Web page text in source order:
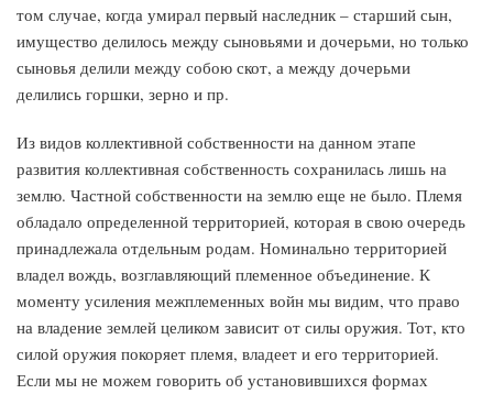
том случае, когда умирал первый наследник – старший сын,
имущество делилось между сыновьями и дочерьми, но только
сыновья делили между собою скот, а между дочерьми
делились горшки, зерно и пр.
Из видов коллективной собственности на данном этапе
развития коллективная собственность сохранилась лишь на
землю. Частной собственности на землю еще не было. Племя
обладало определенной территорией, которая в свою очередь
принадлежала отдельным родам. Номинально территорией
владел вождь, возглавляющий племенное объединение. К
моменту усиления межплеменных войн мы видим, что право
на владение землей целиком зависит от силы оружия. Тот, кто
силой оружия покоряет племя, владеет и его территорией.
Если мы не можем говорить об установившихся формах